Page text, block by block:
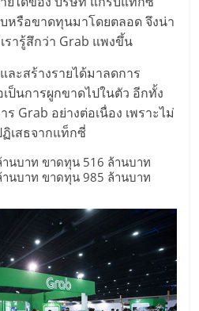
หรือขาดทุนมาโดยตลอด จึงน่า
รารู้สึกว่า Grab แพงขึ้น
ละสร้างรายได้มาลดการ
ป็นการผูกขาดไปในตัว อีกทั้ง
Grab อย่างต่อเนื่อง เพราะไม่
เสธจากแท็กซี่
นบาท ขาดทุน 516 ล้านบาท
นบาท ขาดทุน 985 ล้านบาท